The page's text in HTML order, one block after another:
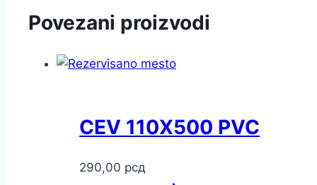
Povezani proizvodi
CEV 110X500 PVC
290,00 рсд